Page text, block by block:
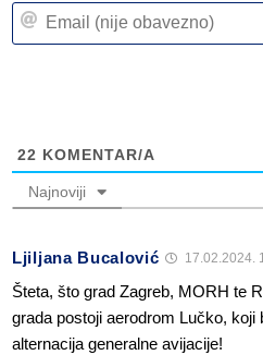
22 KOMENTAR/A
Najnoviji
Ljiljana Bucalović 17.02.2024.
Šteta, što grad Zagreb, MORH te
grada postoji aerodrom Lučko, koji
alternacija generalne avijacije!